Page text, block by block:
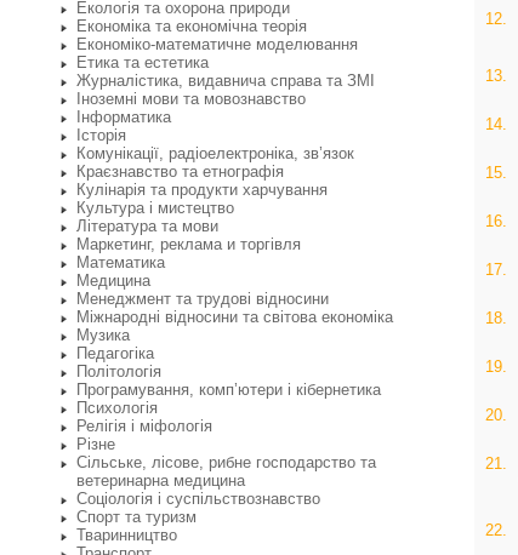
Екологія та охорона природи
Економіка та економічна теорія
Економіко-математичне моделювання
Етика та естетика
Журналістика, видавнича справа та ЗМІ
Іноземні мови та мовознавство
Інформатика
Історія
Комунікації, радіоелектроніка, зв’язок
Краєзнавство та етнографія
Кулінарія та продукти харчування
Культура і мистецтво
Література та мови
Маркетинг, реклама и торгівля
Математика
Медицина
Менеджмент та трудові відносини
Міжнародні відносини та світова економіка
Музика
Педагогіка
Політологія
Програмування, комп’ютери і кібернетика
Психологія
Релігія і міфологія
Різне
Сільське, лісове, рибне господарство та
ветеринарна медицина
Соціологія і суспільствознавство
Спорт та туризм
Тваринництво
12.
13.
14.
15.
16.
17.
18.
19.
20.
21.
22.